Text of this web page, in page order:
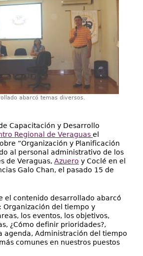
Servicios
Internacional
Transparencia
abarcó temas diversos.
Capacitación y Desarrollo
Regional de Veraguas el
“Organización y Planificación
al personal administrativo de los
de Veraguas, Azuero y Coclé en el
Galo Chan, el pasado 15 de
el contenido desarrollado abarcó
Organización del tiempo y
los eventos, los objetivos,
¿Cómo definir prioridades?,
agenda, Administración del tiempo
comunes en nuestros puestos